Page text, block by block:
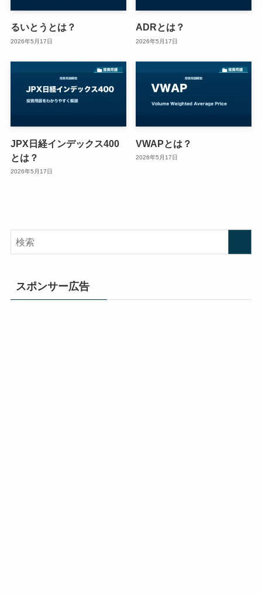
るいとうとは？
2026年5月17日
ADRとは？
2026年5月17日
JPX日経インデックス400
とは？
2026年5月17日
VWAPとは？
2026年5月17日
スポンサー広告